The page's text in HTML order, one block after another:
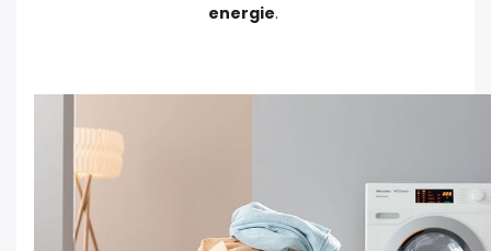
energie.